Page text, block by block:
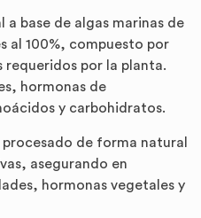
base de algas marinas de
al 100%, compuesto por
requeridos por la planta.
hormonas de
y carbohidratos.
de forma natural
asegurando en
hormonas vegetales y